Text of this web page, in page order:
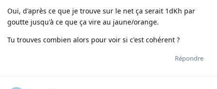
Oui, d'après ce que je trouve sur le net ça serait 1dKh par
goutte jusqu'à ce que ça vire au jaune/orange.
Tu trouves combien alors pour voir si c'est cohérent ?
Répondre